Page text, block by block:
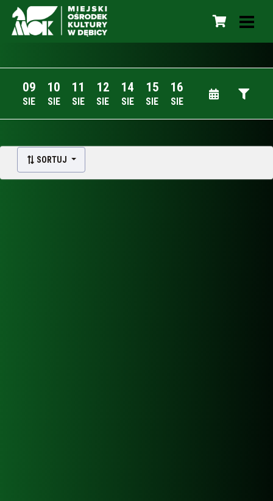
09
SIE
10
SIE
11
SIE
12
SIE
14
SIE
15
SIE
16
SIE
SORTUJ